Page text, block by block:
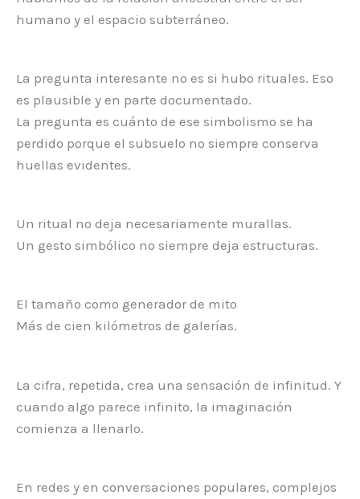
humano y el espacio subterráneo.
La pregunta interesante no es si hubo rituales. Eso
es plausible y en parte documentado.
La pregunta es cuánto de ese simbolismo se ha
perdido porque el subsuelo no siempre conserva
huellas evidentes.
Un ritual no deja necesariamente murallas.
Un gesto simbólico no siempre deja estructuras.
El tamaño como generador de mito
Más de cien kilómetros de galerías.
La cifra, repetida, crea una sensación de infinitud. Y
cuando algo parece infinito, la imaginación
comienza a llenarlo.
En redes y en conversaciones populares, complejos